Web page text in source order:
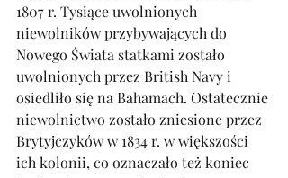
1807 r. Tysiące uwolnionych
niewolników przybywających do
Nowego Świata statkami zostało
uwolnionych przez British Navy i
osiedliło się na Bahamach. Ostatecznie
niewolnictwo zostało zniesione przez
Brytyjczyków w 1834 r. w większości
ich kolonii, co oznaczało też koniec